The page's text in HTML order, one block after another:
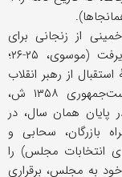
در ۱۳۵۷ ش، امام خمینی از زنجانی برای
عضویت در این شورا دعوت کرد؛ اما او نپذیرفت (موسوی، ۲۵-۲۶؛
همراه کمیتۀ استقبال از رهبر انقلاب
در فرودگاه حضور یافت. او در انتخابات ریاست‌جمهوری ۱۳۵۸ ش،
پایان همان سال، در
بازرگان، سحابی و
انتخابات مجلس) را
به مجلس، برقراری